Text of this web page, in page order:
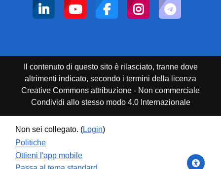
Il contenuto di questo sito è rilasciato, tranne dove
altrimenti indicato, secondo i termini della licenza
Creative Commons attribuzione - Non commerciale
Condividi allo stesso modo 4.0 Internazionale
Non sei collegato. (Login)
Politiche
Ottieni l'app mobile